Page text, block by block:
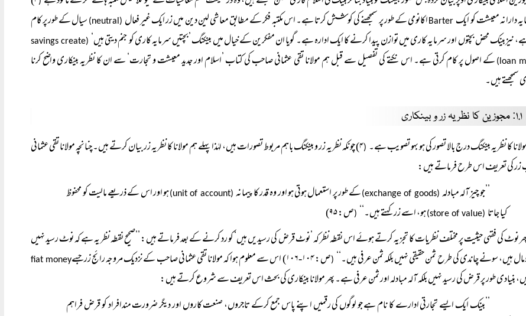
دارانہ معیشت کو ایک
اکانومی کے طور پر سمجھنے کی کوشش کرتا ہے۔ اس مکتبہ فکر کے مطابق معاشی لین دین میں زر ایک غیر فعال (neutral)
سیال کے طور پر کام
نیزبینک محض بچتوں اور سرمایہ کاری میں توازن پیدا کرنے کا ایک ادارہ ہے۔ گویا ان مفکرین کے خیال میں بینکنگ ’بچتیں سرمایہ کاری کو جنم دیتی ہیں‘
(savings create
loan
کے اصول پر کام کرتی ہے۔ اس نکتے کی تفصیل سے قبل ہم مولانا تقی عثمانی صاحب کی کتاب ’اسلام اور جدید معیشت و تجارت‘ سے ان کا نظریہ بینکاری واضح کرنا
ہیں۔
۱.۱: مجوزین کا نظریہ زر و بینکاری
کا نظریہ بینکنگ درج بالا تصور کی ہو بہو تصویب ہے۔ ( ۴) چونکہ نظریہ زر و بینکنگ باہم مربوط تصورات ہیں، لہٰذا پہلے ہم مولانا کا نظریہ زر بیان کرتے ہیں۔ چنانچہ مولانا تقی عثمانی
کی تعریف اس طرح فرماتے ہیں:
’’جو چیز آلہ مبادلہ (exchange of goods) کے طور پر استعمال ہوتی ہو اور وہ قدر کا پیمانہ (unit of account)
ہو اور اس کے ذریعے مالیت کو محفوظ
کیا جاتا (store of value) ہو، اسے زر کہتے ہیں۔‘‘ (ص: ۹۵)
نوٹ کی فقہی حیثیت پر مختلف نظریات کا تجزیہ کرتے ہوئے اس نقطہ نظر کہ ’نوٹ قرض کی رسیدیں ہیں‘ کو رد کرنے کے بعد فرماتے ہیں: ’’صحیح نقطہ نظر یہ ہے کہ نوٹ رسید نہیں
ہیں، سونے چاندی کی طرح ثمن حقیقی نہیں بلکہ ثمن عرفی ہیں۔‘‘ (ص: ۱۰۴-۱۰۶) اس سے معلوم ہوا کہ مولانا تقی عثمانی صاحب کے نزدیک مروجہ رائج زر جسے fiat money
بنیادی طور پر قرض کی رسید نہیں بلکہ آلہ مبادلہ اور ثمن عرفی ہے۔ پھر مولانا بینکاری کی بحث اس تعریف سے شروع کرتے ہیں:
’’بینک ایک ایسے تجارتی ادارے کا نام ہے جو لوگوں کی رقمیں اپنے پاس جمع کرکے تاجروں، صنعت کاروں اور دیگر ضرورت مندافراد کو قرض فراہم